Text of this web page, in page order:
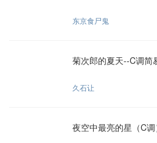
东京食尸鬼
菊次郎的夏天--C调简
久石让
夜空中最亮的星（C